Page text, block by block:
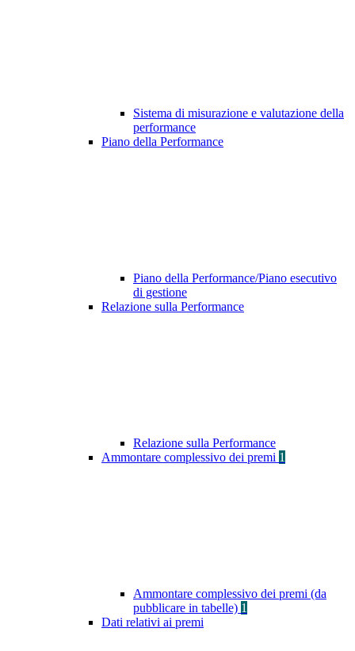
Sistema di misurazione e valutazione della
performance
Piano della Performance
Piano della Performance/Piano esecutivo
di gestione
Relazione sulla Performance
Relazione sulla Performance
Ammontare complessivo dei premi 1
Ammontare complessivo dei premi (da
pubblicare in tabelle) 1
Dati relativi ai premi